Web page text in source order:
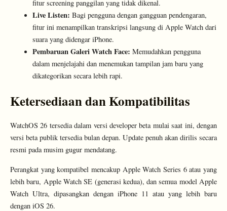
fitur screening panggilan yang tidak dikenal.
Live Listen: Bagi pengguna dengan gangguan pendengaran,
fitur ini menampilkan transkripsi langsung di Apple Watch dari
suara yang didengar iPhone.
Pembaruan Galeri Watch Face: Memudahkan pengguna
dalam menjelajahi dan menemukan tampilan jam baru yang
dikategorikan secara lebih rapi.
Ketersediaan dan Kompatibilitas
WatchOS 26 tersedia dalam versi developer beta mulai saat ini, dengan
versi beta publik tersedia bulan depan. Update penuh akan dirilis secara
resmi pada musim gugur mendatang.
Perangkat yang kompatibel mencakup Apple Watch Series 6 atau yang
lebih baru, Apple Watch SE (generasi kedua), dan semua model Apple
Watch Ultra, dipasangkan dengan iPhone 11 atau yang lebih baru
dengan iOS 26.